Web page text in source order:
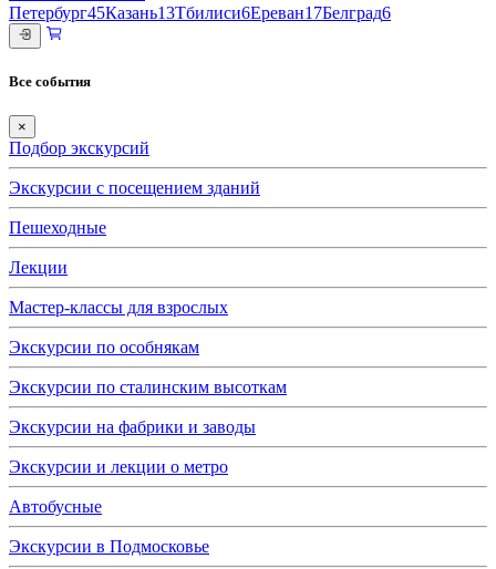
Петербург45Казань13Тбилиси6Ереван17Белград6
Все события
×
Подбор экскурсий
Экскурсии с посещением зданий
Пешеходные
Лекции
Мастер-классы для взрослых
Экскурсии по особнякам
Экскурсии по сталинским высоткам
Экскурсии на фабрики и заводы
Экскурсии и лекции о метро
Автобусные
Экскурсии в Подмосковье